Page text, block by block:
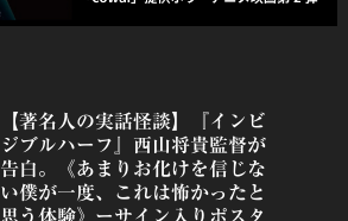
【著名人の実話怪談】『インビ
ジブルハーフ』⻄⼭将貴監督が
告白。《あまりお化けを信じな
い僕が一度、これは怖かったと
思う体験》ーサイン入りポスタ